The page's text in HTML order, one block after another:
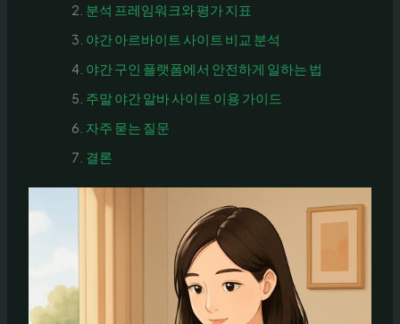
분석 프레임워크와 평가 지표
야간 아르바이트 사이트 비교 분석
야간 구인 플랫폼에서 안전하게 일하는 법
주말 야간 알바 사이트 이용 가이드
자주 묻는 질문
결론